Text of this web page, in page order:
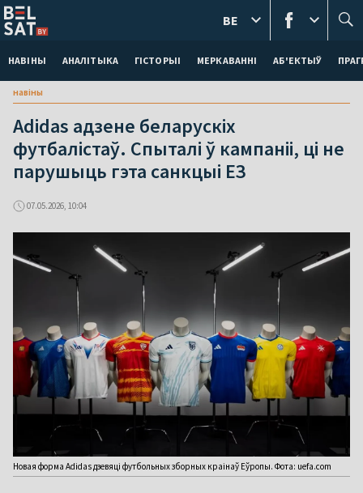
НАВІНЫ АНАЛІТЫКА ГІСТОРЫІ МЕРКАВАННI АБ'ЕКТЫЎ
BE
навіны
Adidas адзене беларускіх
футбалістаў. Спыталі ў кампаніі, ці не
парушыць гэта санкцыі ЕЗ
07.05.2026, 10:04
Новая форма Adidas дзевяці футбольных зборных краінаў Еўропы. Фота: uefa.com